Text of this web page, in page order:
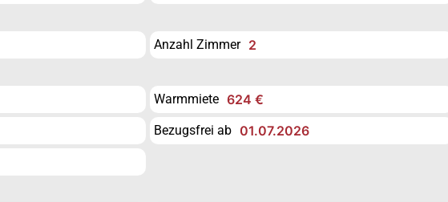
Anzahl Zimmer 2
Warmmiete 624 €
Bezugsfrei ab 01.07.2026